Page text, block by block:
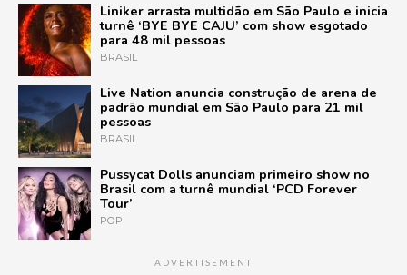
Liniker arrasta multidão em São Paulo e inicia
turnê ‘BYE BYE CAJU’ com show esgotado
para 48 mil pessoas
BRASIL
Live Nation anuncia construção de arena de
padrão mundial em São Paulo para 21 mil
pessoas
BRASIL
Pussycat Dolls anunciam primeiro show no
Brasil com a turnê mundial ‘PCD Forever
Tour’
POP
ADVERTISEMENT